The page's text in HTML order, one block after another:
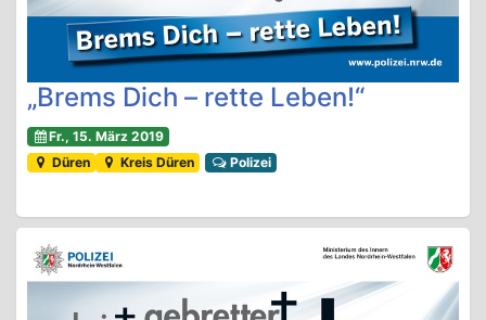
„Brems Dich – rette Leben!“
Fr., 15. März 2019
Düren
Kreis Düren Polizei